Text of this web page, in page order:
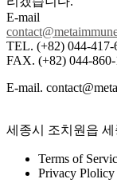
E-mail
TEL. (+82) 044-417-
FAX. (+82) 044-
E-mail.
세종시 조치원읍 세
Terms of
Privacy Plolicy